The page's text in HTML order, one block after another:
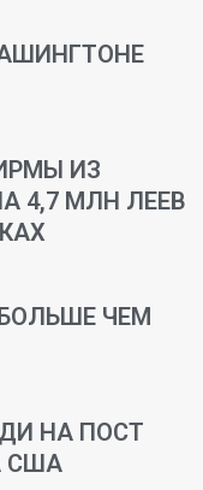
ИЗ
4,7 МЛН ЛЕЕВ
ЧЕМ
НА ПОСТ
США